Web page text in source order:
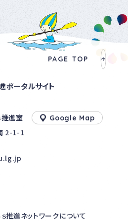
PAGE TOP
ポータルサイト
進室 Google Map
2-1-1
ｓ推進ネットワークについて